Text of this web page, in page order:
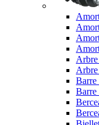
Arbre
Barre
Barre